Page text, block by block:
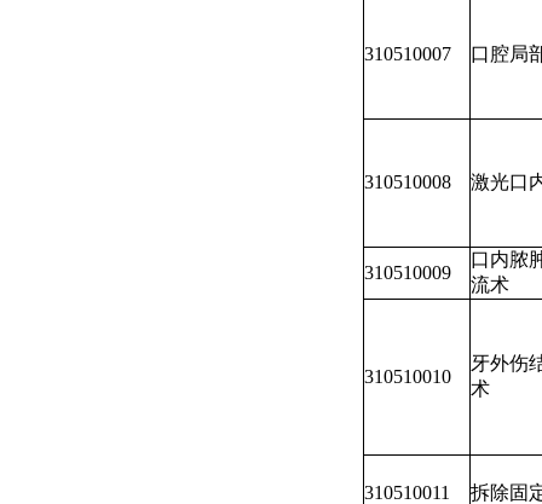
310510007 口腔局
310510008 激光口
310510009
口内脓
流术
310510010
牙外伤
术
310510011 拆除固